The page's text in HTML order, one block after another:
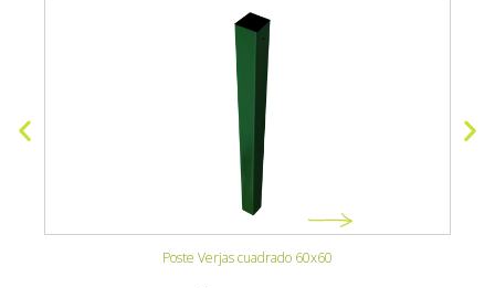
Poste Verjas cuadrado 60x60